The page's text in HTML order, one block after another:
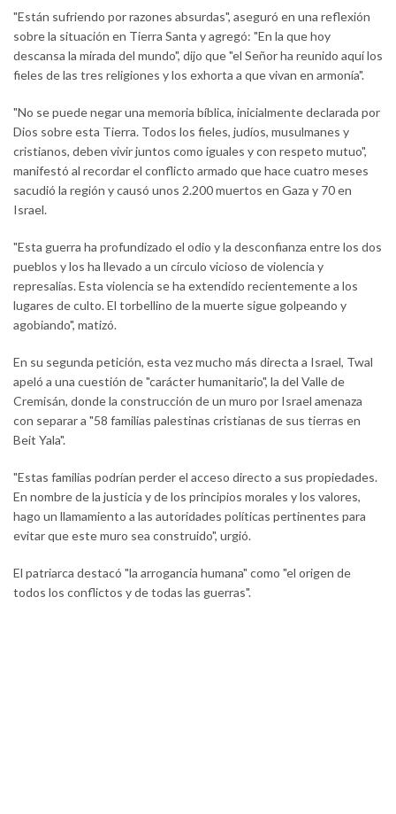
"Están sufriendo por razones absurdas", aseguró en una reflexión
sobre la situación en Tierra Santa y agregó: "En la que hoy
descansa la mirada del mundo", dijo que "el Señor ha reunido aquí los
fieles de las tres religiones y los exhorta a que vivan en armonía".
"No se puede negar una memoria bíblica, inicialmente declarada por
Dios sobre esta Tierra. Todos los fieles, judíos, musulmanes y
cristianos, deben vivir juntos como iguales y con respeto mutuo",
manifestó al recordar el conflicto armado que hace cuatro meses
sacudió la región y causó unos 2.200 muertos en Gaza y 70 en
Israel.
"Esta guerra ha profundizado el odio y la desconfianza entre los dos
pueblos y los ha llevado a un círculo vicioso de violencia y
represalias. Esta violencia se ha extendido recientemente a los
lugares de culto. El torbellino de la muerte sigue golpeando y
agobiando", matizó.
En su segunda petición, esta vez mucho más directa a Israel, Twal
apeló a una cuestión de "carácter humanitario", la del Valle de
Cremisán, donde la construcción de un muro por Israel amenaza
con separar a "58 familias palestinas cristianas de sus tierras en
Beit Yala".
"Estas familias podrían perder el acceso directo a sus propiedades.
En nombre de la justicia y de los principios morales y los valores,
hago un llamamiento a las autoridades políticas pertinentes para
evitar que este muro sea construido", urgió.
El patriarca destacó "la arrogancia humana" como "el origen de
todos los conflictos y de todas las guerras".